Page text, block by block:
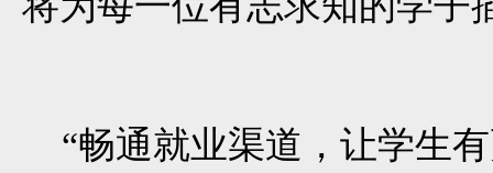
“畅通就业渠道，让学生